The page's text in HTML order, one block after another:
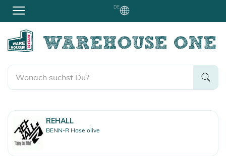
DE
REHALL
BENN-R Hose olive